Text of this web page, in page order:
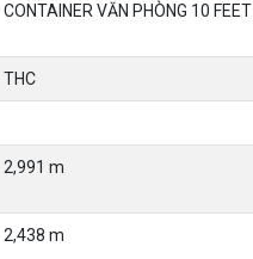
CONTAINER VĂN PHÒNG 10 FEET
THC
2,991 m
2,438 m